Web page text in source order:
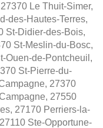
Le Thuit-Simer,
des-Hautes-Terres,
St-Didier-des-Bois,
St-Meslin-du-Bosc,
Ouen-de-Pontcheuil,
St-Pierre-du-
27370
27550
27170 Perriers-la-
Ste-Opportune-